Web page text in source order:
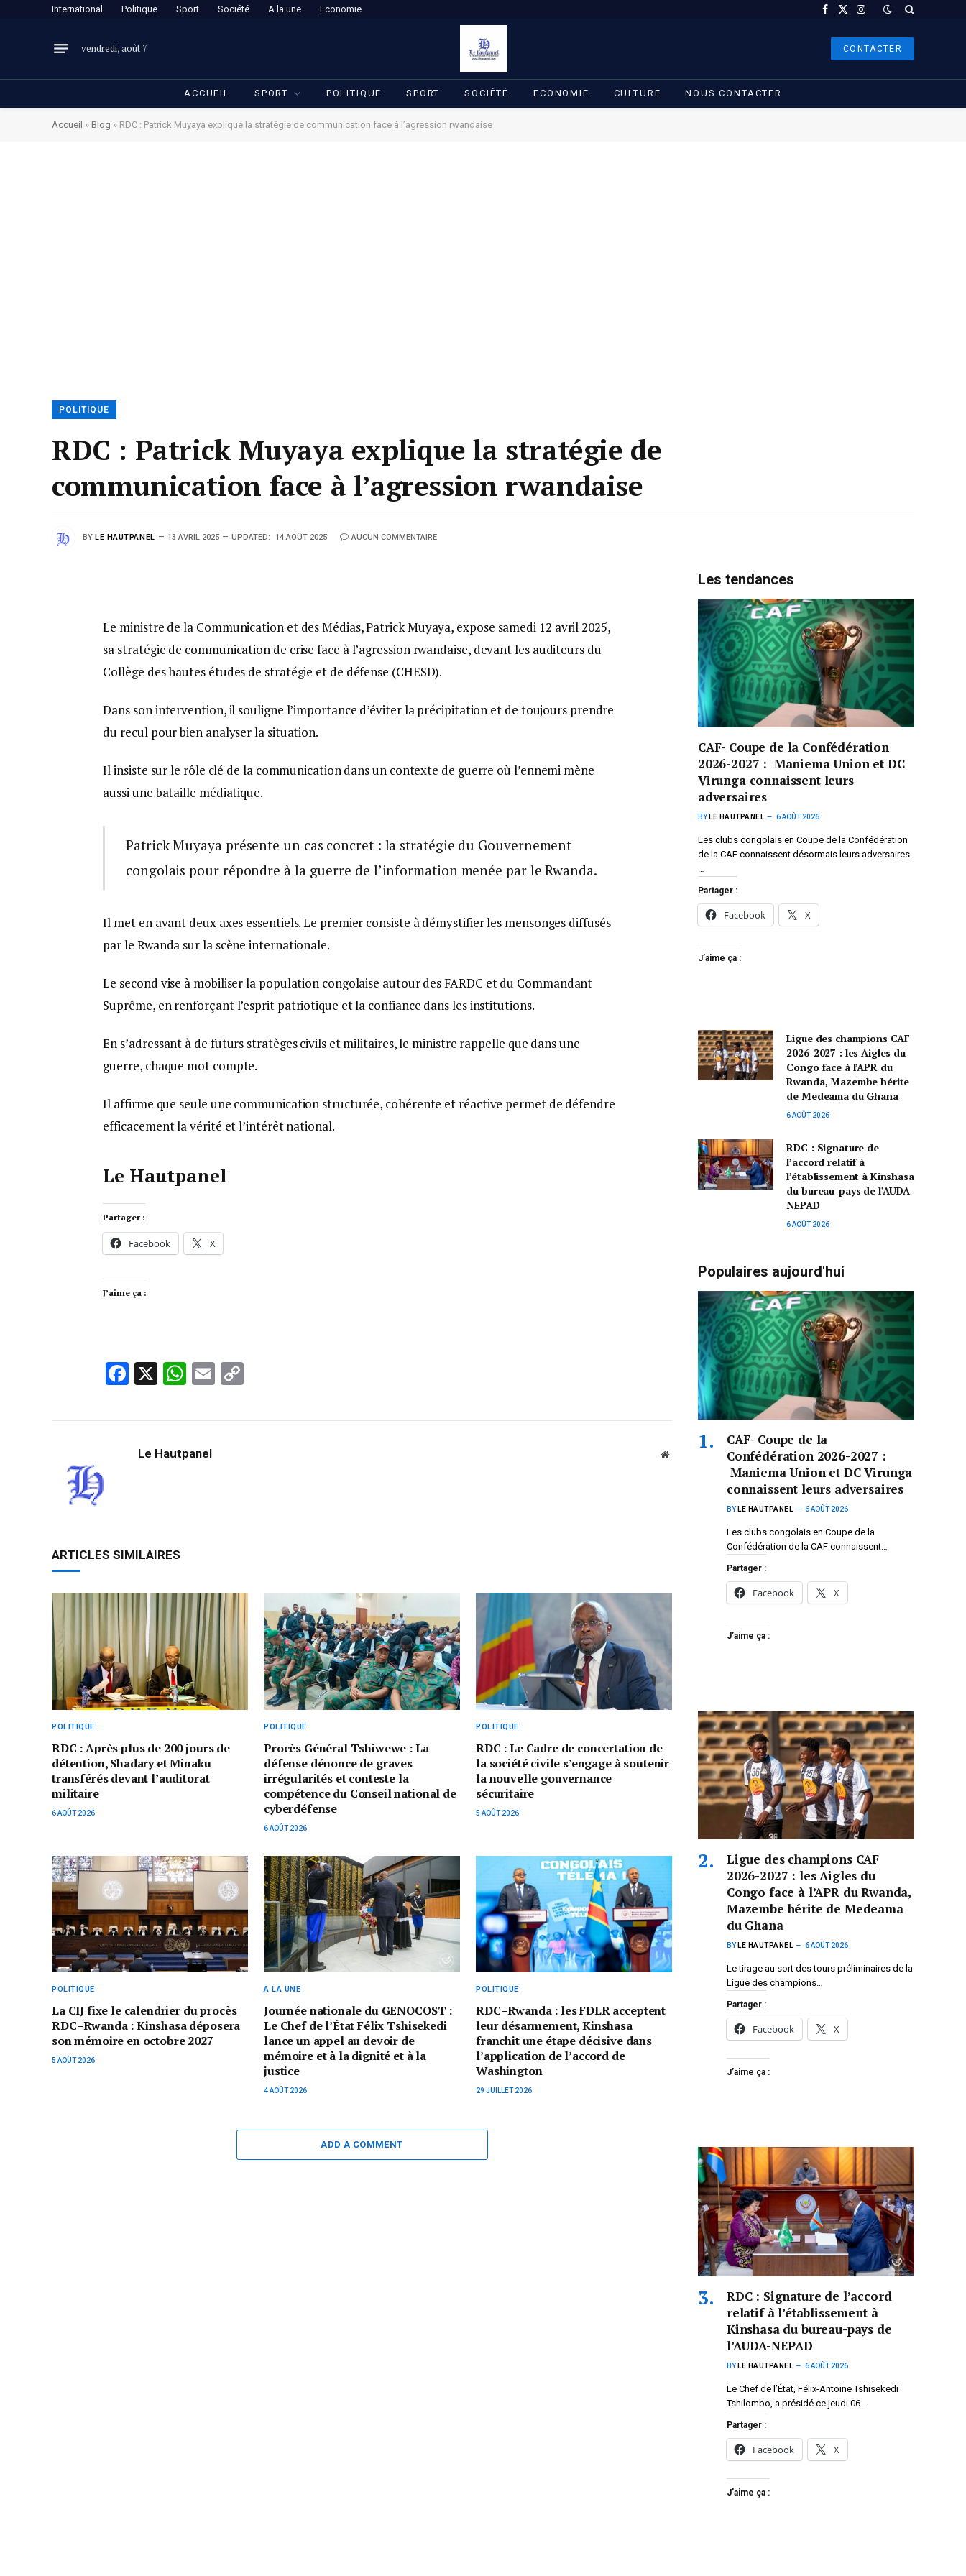
International Politique Sport Société A la une Economie Facebook
X
Instagram
vendredi, août 7 CONTACTER
ACCUEIL SPORT POLITIQUE SPORT SOCIÉTÉ ECONOMIE CULTURE NOUS CONTACTER
Accueil » Blog » RDC : Patrick Muyaya explique la stratégie de communication face à l’agression rwandaise
POLITIQUE
RDC : Patrick Muyaya explique la stratégie de
communication face à l’agression rwandaise
BY LE HAUTPANEL 13 AVRIL 2025 UPDATED: 14 AOÛT 2025 AUCUN COMMENTAIRE
Le ministre de la Communication et des Médias, Patrick Muyaya, expose samedi 12 avril 2025,
sa stratégie de communication de crise face à l’agression rwandaise, devant les auditeurs du
Collège des hautes études de stratégie et de défense (CHESD).
Dans son intervention, il souligne l’importance d’éviter la précipitation et de toujours prendre
du recul pour bien analyser la situation.
Il insiste sur le rôle clé de la communication dans un contexte de guerre où l’ennemi mène
aussi une bataille médiatique.
Patrick Muyaya présente un cas concret : la stratégie du Gouvernement
congolais pour répondre à la guerre de l’information menée par le Rwanda.
Il met en avant deux axes essentiels. Le premier consiste à démystifier les mensonges diffusés
par le Rwanda sur la scène internationale.
Le second vise à mobiliser la population congolaise autour des FARDC et du Commandant
Suprême, en renforçant l’esprit patriotique et la confiance dans les institutions.
En s’adressant à de futurs stratèges civils et militaires, le ministre rappelle que dans une
guerre, chaque mot compte.
Il affirme que seule une communication structurée, cohérente et réactive permet de défendre
efficacement la vérité et l’intérêt national.
Le Hautpanel
Partager :
Facebook X
J’aime ça :
Facebook
X WhatsApp
Email
Le Hautpanel Website
ARTICLES SIMILAIRES
POLITIQUE
RDC : Après plus de 200 jours de
détention, Shadary et Minaku
transférés devant l’auditorat
militaire
6 AOÛT 2026
POLITIQUE
Procès Général Tshiwewe : La
défense dénonce de graves
irrégularités et conteste la
compétence du Conseil national de
cyberdéfense
6 AOÛT 2026
POLITIQUE
RDC : Le Cadre de concertation de
la société civile s’engage à soutenir
la nouvelle gouvernance
sécuritaire
5 AOÛT 2026
POLITIQUE
La CIJ fixe le calendrier du procès
RDC–Rwanda : Kinshasa déposera
son mémoire en octobre 2027
5 AOÛT 2026
A LA UNE
Journée nationale du GENOCOST :
Le Chef de l’État Félix Tshisekedi
lance un appel au devoir de
mémoire et à la dignité et à la
justice
4 AOÛT 2026
POLITIQUE
RDC–Rwanda : les FDLR acceptent
leur désarmement, Kinshasa
franchit une étape décisive dans
l’application de l’accord de
Washington
29 JUILLET 2026
ADD A COMMENT
Les tendances
CAF- Coupe de la Confédération
2026-2027 : Maniema Union et DC
Virunga connaissent leurs
adversaires
BY LE HAUTPANEL 6 AOÛT 2026
Les clubs congolais en Coupe de la Confédération
de la CAF connaissent désormais leurs adversaires.
…
Partager :
Facebook X
J’aime ça :
Ligue des champions CAF
2026-2027 : les Aigles du
Congo face à l’APR du
Rwanda, Mazembe hérite
de Medeama du Ghana
6 AOÛT 2026
RDC : Signature de
l’accord relatif à
l’établissement à Kinshasa
du bureau-pays de l’AUDA-
NEPAD
6 AOÛT 2026
Populaires aujourd'hui
CAF- Coupe de la
Confédération 2026-2027 :
Maniema Union et DC Virunga
connaissent leurs adversaires
BY LE HAUTPANEL 6 AOÛT 2026
Les clubs congolais en Coupe de la
Confédération de la CAF connaissent…
Partager :
Facebook X
J’aime ça :
Ligue des champions CAF
2026-2027 : les Aigles du
Congo face à l’APR du Rwanda,
Mazembe hérite de Medeama
du Ghana
BY LE HAUTPANEL 6 AOÛT 2026
Le tirage au sort des tours préliminaires de la
Ligue des champions…
Partager :
Facebook X
J’aime ça :
RDC : Signature de l’accord
relatif à l’établissement à
Kinshasa du bureau-pays de
l’AUDA-NEPAD
BY LE HAUTPANEL 6 AOÛT 2026
Le Chef de l’État, Félix-Antoine Tshisekedi
Tshilombo, a présidé ce jeudi 06…
Partager :
Facebook X
J’aime ça :